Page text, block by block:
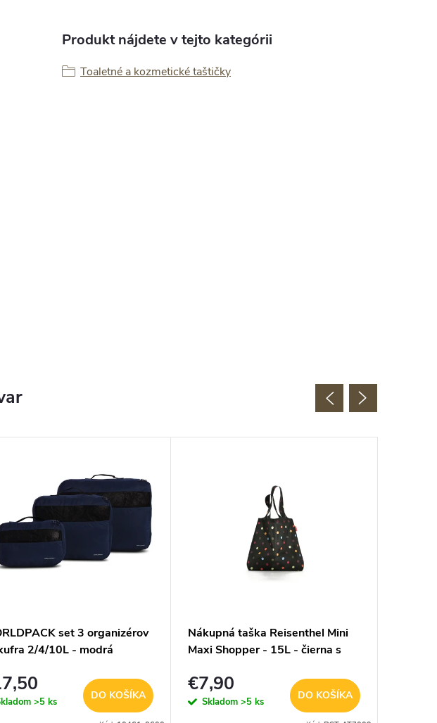
Produkt nájdete v tejto kategórii
Toaletné a kozmetické taštičky
set 3 organizérov
2/4/10L - modrá
>5 ks
DO KOŠÍKA
Nákupná taška Reisenthel Mini
Maxi Shopper - 15L - čierna s
€7,90
Skladom >5 ks
DO KOŠÍKA